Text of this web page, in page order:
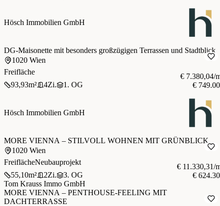
Hösch Immobilien GmbH
DG-Maisonette mit besonders großzügigen Terrassen und Stadtblick
1020 Wien
Freifläche
93,93m² 4Zi. 1. OG
€ 7.380,04/
€
Hösch Immobilien GmbH
MORE VIENNA – STILVOLL WOHNEN MIT GRÜNBLICK
1020 Wien
FreiflächeNeubauprojekt
55,10m² 2Zi. 3. OG
€ 11.330,31/
€
Tom Krauss Immo GmbH
MORE VIENNA – PENTHOUSE-FEELING MIT
DACHTERRASSE